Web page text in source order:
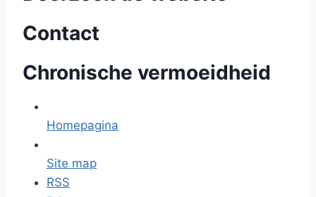
Contact
Chronische vermoeidheid
Homepagina
Site map
RSS